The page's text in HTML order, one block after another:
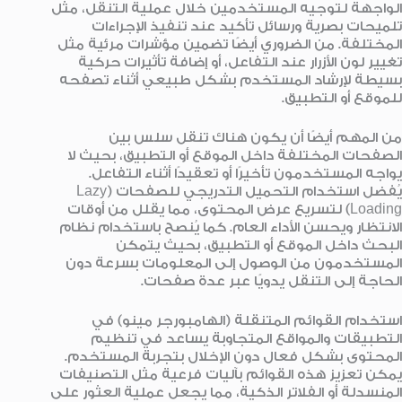
الواجهة لتوجيه المستخدمين خلال عملية التنقل، مثل
تلميحات بصرية ورسائل تأكيد عند تنفيذ الإجراءات
المختلفة. من الضروري أيضًا تضمين مؤشرات مرئية مثل
تغيير لون الأزرار عند التفاعل، أو إضافة تأثيرات حركية
بسيطة لإرشاد المستخدم بشكل طبيعي أثناء تصفحه
للموقع أو التطبيق.
من المهم أيضًا أن يكون هناك تنقل سلس بين
الصفحات المختلفة داخل الموقع أو التطبيق، بحيث لا
يواجه المستخدمون تأخيرًا أو تعقيدًا أثناء التفاعل.
يُفضل استخدام التحميل التدريجي للصفحات (Lazy
Loading) لتسريع عرض المحتوى، مما يقلل من أوقات
الانتظار ويحسن الأداء العام. كما يُنصح باستخدام نظام
البحث داخل الموقع أو التطبيق، بحيث يتمكن
المستخدمون من الوصول إلى المعلومات بسرعة دون
الحاجة إلى التنقل يدويًا عبر عدة صفحات.
استخدام القوائم المتنقلة (الهامبورجر مينو) في
التطبيقات والمواقع المتجاوبة يساعد في تنظيم
المحتوى بشكل فعال دون الإخلال بتجربة المستخدم.
يمكن تعزيز هذه القوائم بآليات فرعية مثل التصنيفات
المنسدلة أو الفلاتر الذكية، مما يجعل عملية العثور على